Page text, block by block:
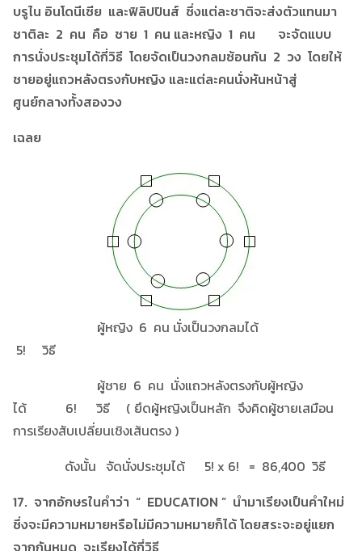
บรูไน อินโดนีเซีย และฟิลิปปินส์ ซึ่งแต่ละชาติจะส่งตัวแทนมา
ชาติละ 2 คน คือ ชาย 1 คน และหญิง 1 คน จะจัดแบบ
การนั่งประชุมได้กี่วิธี โดยจัดเป็นวงกลมซ้อนกัน 2 วง โดยให้
ชายอยู่แถวหลังตรงกับหญิง และแต่ละคนนั่งหันหน้าสู่
ศูนย์กลางทั้งสองวง
เฉลย
ผู้หญิง 6 คน นั่งเป็นวงกลมได้
5! วิธี
ผู้ชาย 6 คน นั่งแถวหลังตรงกับผู้หญิง
ได้ 6! วิธี ( ยึดผู้หญิงเป็นหลัก จึงคิดผู้ชายเสมือน
การเรียงสับเปลี่ยนเชิงเส้นตรง )
ดังนั้น จัดนั่งประชุมได้ 5! x 6! = 86,400 วิธี
17. จากอักษรในคำว่า “ EDUCATION ” นำมาเรียงเป็นคำใหม่
ซึ่งจะมีความหมายหรือไม่มีความหมายก็ได้ โดยสระจะอยู่แยก
จากกันหมด จะเรียงได้กี่วิธี